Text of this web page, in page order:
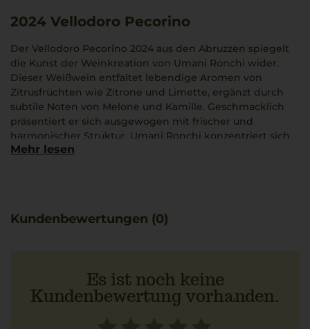
2024 Vellodoro Pecorino
Der Vellodoro Pecorino 2024 aus den Abruzzen spiegelt
die Kunst der Weinkreation von Umani Ronchi wider.
Dieser Weißwein entfaltet lebendige Aromen von
Zitrusfrüchten wie Zitrone und Limette, ergänzt durch
subtile Noten von Melone und Kamille. Geschmacklich
präsentiert er sich ausgewogen mit frischer und
harmonischer Struktur. Umani Ronchi konzentriert sich
auf einheimische Sorten und hat mit diesem Wein einen
Mehr lesen
Kundenbewertungen (0)
Es ist noch keine
Kundenbewertung vorhanden.